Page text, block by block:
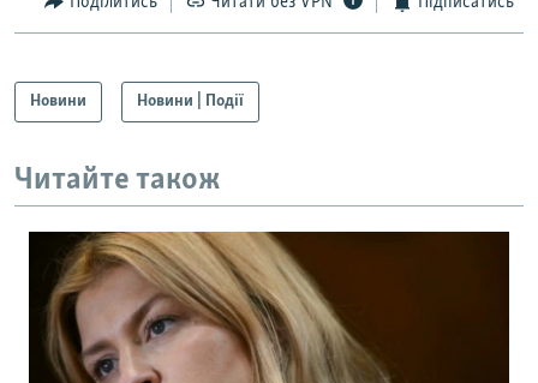
Новини Новини | Події
Читайте також